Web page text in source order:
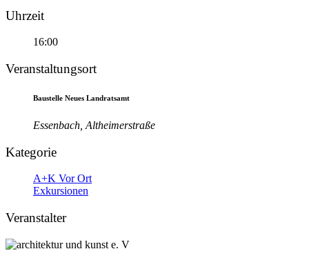
Uhrzeit
16:00
Veranstaltungsort
Baustelle Neues Landratsamt
Essenbach, Altheimerstraße
Kategorie
A+K Vor Ort
Exkursionen
Veranstalter